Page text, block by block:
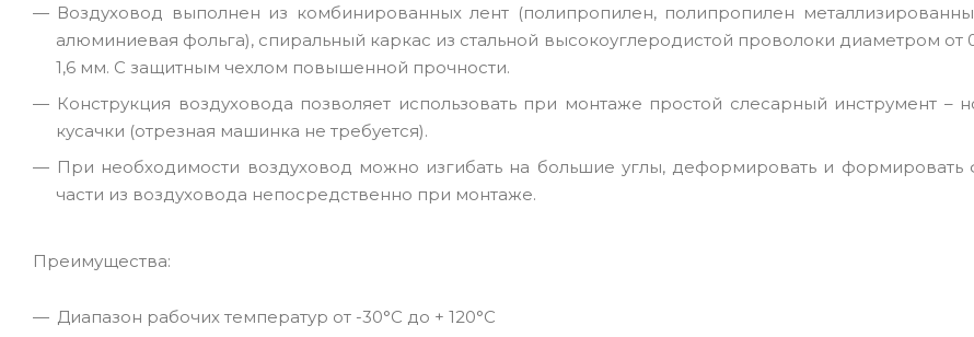
Воздуховод выполнен из комбинированных лент (полипропилен, полипропилен
алюминиевая фольга), спиральный каркас из стальной высокоуглеродистой проволоки диаметром от
1,6 мм. С защитным чехлом повышенной прочности.
Конструкция воздуховода позволяет использовать при монтаже простой слесарный инструмент –
кусачки (отрезная машинка не требуется).
При необходимости воздуховод можно изгибать на большие углы, деформировать и формировать
части из воздуховода непосредственно при монтаже.
Преимущества:
Диапазон рабочих температур от -30°С до + 120°С